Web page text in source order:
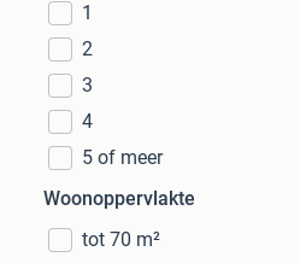
1
2
3
4
5 of meer
Woonoppervlakte
tot 70 m²